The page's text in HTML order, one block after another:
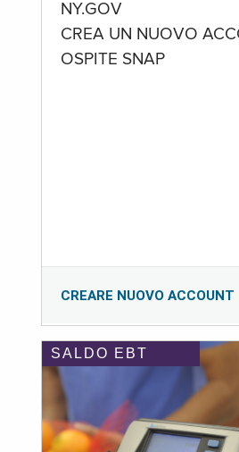
NY.GOV
CREA UN NUOVO
OSPITE SNAP
CREARE NUOVO ACCOUNT
SALDO EBT